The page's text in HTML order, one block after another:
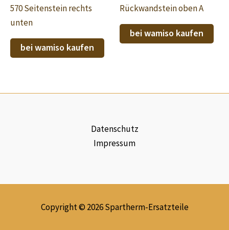
570 Seitenstein rechts
unten
bei wamiso kaufen
Rückwandstein oben A
bei wamiso kaufen
Datenschutz
Impressum
Copyright © 2026 Spartherm-Ersatzteile